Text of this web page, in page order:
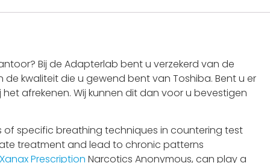
Bij de Adapterlab bent u verzekerd van de
kwaliteit die u gewend bent van Toshiba. Bent u er
afrekenen. Wij kunnen dit dan voor u bevestigen
specific breathing techniques in countering test
treatment and lead to chronic patterns
Prescription Narcotics Anonymous, can play a